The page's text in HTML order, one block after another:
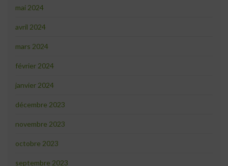
mai 2024
avril 2024
mars 2024
février 2024
janvier 2024
décembre 2023
novembre 2023
octobre 2023
septembre 2023